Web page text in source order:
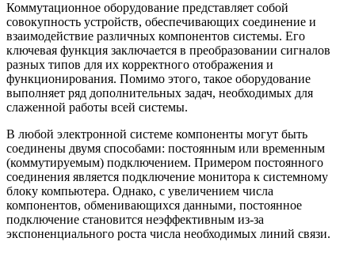
Коммутационное оборудование представляет собой
совокупность устройств, обеспечивающих соединение и
взаимодействие различных компонентов системы. Его
ключевая функция заключается в преобразовании сигналов
разных типов для их корректного отображения и
функционирования. Помимо этого, такое оборудование
выполняет ряд дополнительных задач, необходимых для
слаженной работы всей системы.
В любой электронной системе компоненты могут быть
соединены двумя способами: постоянным или временным
(коммутируемым) подключением. Примером постоянного
соединения является подключение монитора к системному
блоку компьютера. Однако, с увеличением числа
компонентов, обменивающихся данными, постоянное
подключение становится неэффективным из-за
экспоненциального роста числа необходимых линий связи.